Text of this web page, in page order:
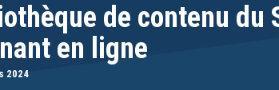
de contenu du
en ligne
2024